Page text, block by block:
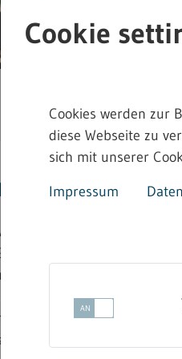
beginnt bei der
oder im Freien,
bzw. zu denen die
die Verkehrs- und
können Unfällen
Cookie
Cookies werden zur
diese Webseite zu
sich mit unserer
Impressum